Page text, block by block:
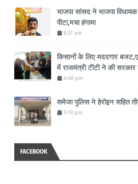
भाजपा सांसद ने भाजपा
पीटा,मचा हंगामा
8:37 am
किसानों के लिए मददगार
में राजमंत्री टीटी ने की सरकार
4:48 pm
समेजा पुलिस ने हेरोइन सहित
9:10 pm
FACEBOOK